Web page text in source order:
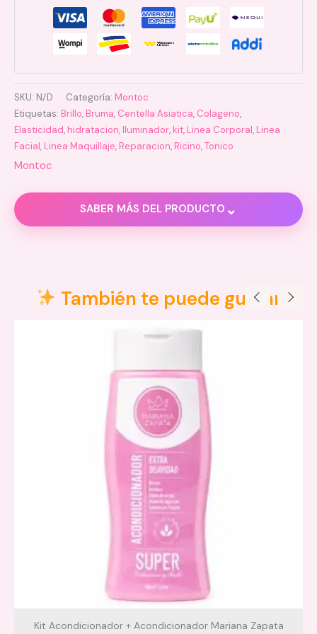
SKU: N/D Categoría: Montoc
Etiquetas: Brillo, Bruma, Centella Asiatica, Colageno,
Elasticidad, hidratacion, Iluminador, kit, Linea Corporal, Linea
Facial, Linea Maquillaje, Reparacion, Ricino,Tonico
Montoc
SABER MÁS DEL PRODUCTO ⌄
Valoraciones (0)
deja secar sin frotar.
Aplica a 30 cm sobre zonas clave (hombros,
clavículas, piernas) y difumina si deseas un brillo
Reaplica para más intensidad según tu mood.
Tamaño: 100 ml (3.4 oz)
Tonos: Gold & Tan
Textura ligera, partículas shimmer que
También te puede gustar
Kit Acondicionador + Acondicionador Mariana Zapata